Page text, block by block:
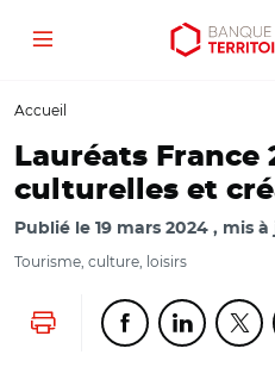
Aller
contenu
Aller
menu
Ouvrir
outils
Menu
Accueil
Lauréats
culturelles et
Publié le 19 mars 2024 mis à
Tourisme, culture, loisirs
Lancer l'impression
Partager cette
Partager